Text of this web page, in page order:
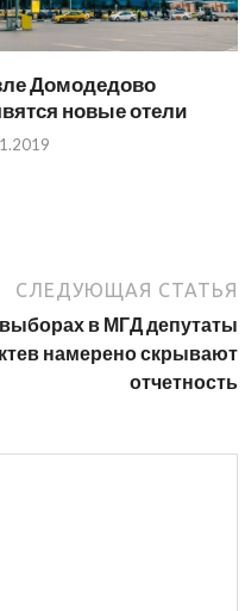
Домодедово
новые отели
СЛЕДУЮЩАЯ СТАТЬЯ
в МГД депутаты
намерено скрывают
отчетность